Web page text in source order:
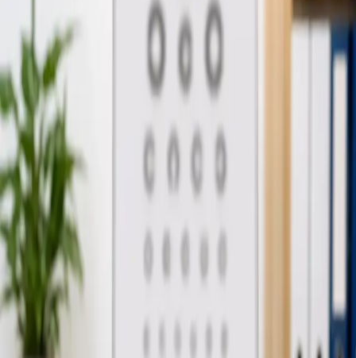
Médicos hoje, por videochamada segura.
Consultas disponíveis no mesmo dia para
sintomas agudos e questões clínicas. Marque já.
From
€39
Duration
15 min
Saiba mais
Marcar consulta
General
Justificação Médica de Falta ao Trabalho
Avaliação médica online e emissão de justificação de falta ao
trabalho por doença. Médico registado na Ordem dos